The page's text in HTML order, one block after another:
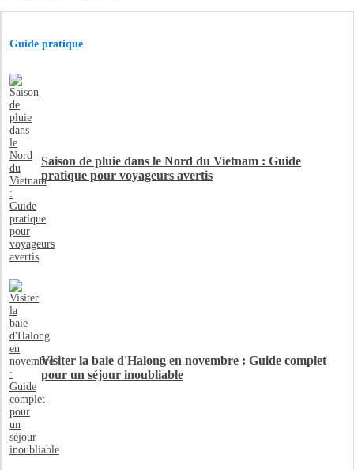
Guide pratique
Saison de pluie dans le Nord du Vietnam : Guide
pratique pour voyageurs avertis
Visiter la baie d'Halong en novembre : Guide complet
pour un séjour inoubliable